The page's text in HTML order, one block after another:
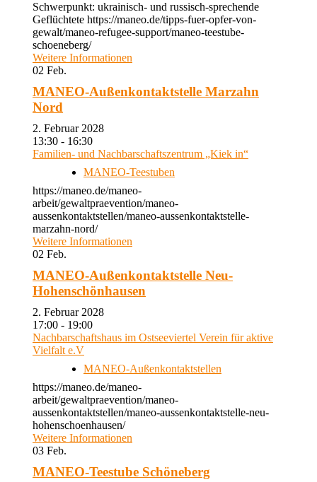
Schwerpunkt: ukrainisch- und russisch-sprechende
Geflüchtete https://maneo.de/tipps-fuer-opfer-von-
gewalt/maneo-refugee-support/maneo-teestube-
schoeneberg/
Weitere Informationen
02 Feb.
MANEO-Außenkontaktstelle Marzahn
Nord
2. Februar 2028
13:30 - 16:30
Familien- und Nachbarschaftszentrum „Kiek in“
MANEO-Teestuben
https://maneo.de/maneo-
arbeit/gewaltpraevention/maneo-
aussenkontaktstellen/maneo-aussenkontaktstelle-
marzahn-nord/
Weitere Informationen
02 Feb.
MANEO-Außenkontaktstelle Neu-
Hohenschönhausen
2. Februar 2028
17:00 - 19:00
Nachbarschaftshaus im Ostseeviertel Verein für aktive
Vielfalt e.V
MANEO-Außenkontaktstellen
https://maneo.de/maneo-
arbeit/gewaltpraevention/maneo-
aussenkontaktstellen/maneo-aussenkontaktstelle-neu-
hohenschoenhausen/
Weitere Informationen
03 Feb.
MANEO-Teestube Schöneberg